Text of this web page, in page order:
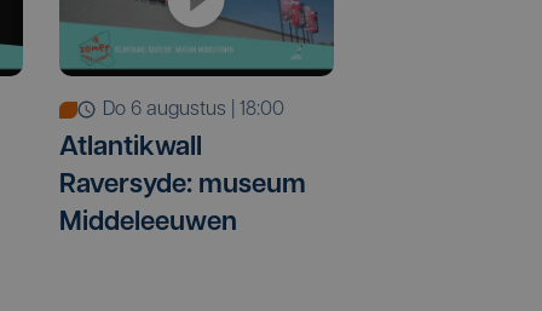
do 6 augustus | 18:00
Atlantikwall
Raversyde: museum
Middeleeuwen